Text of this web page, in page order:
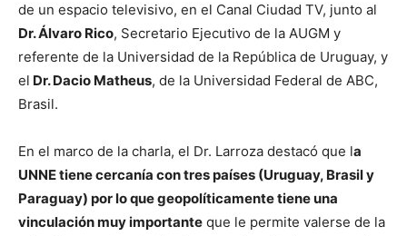
de un espacio televisivo, en el Canal Ciudad TV, junto al
Dr. Álvaro Rico, Secretario Ejecutivo de la AUGM y
referente de la Universidad de la República de Uruguay, y
el Dr. Dacio Matheus, de la Universidad Federal de ABC,
Brasil.
En el marco de la charla, el Dr. Larroza destacó que la
UNNE tiene cercanía con tres países (Uruguay, Brasil y
Paraguay) por lo que geopolíticamente tiene una
vinculación muy importante que le permite valerse de la